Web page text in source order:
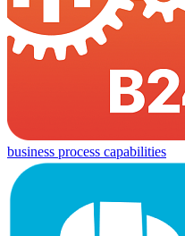
business process capabilities